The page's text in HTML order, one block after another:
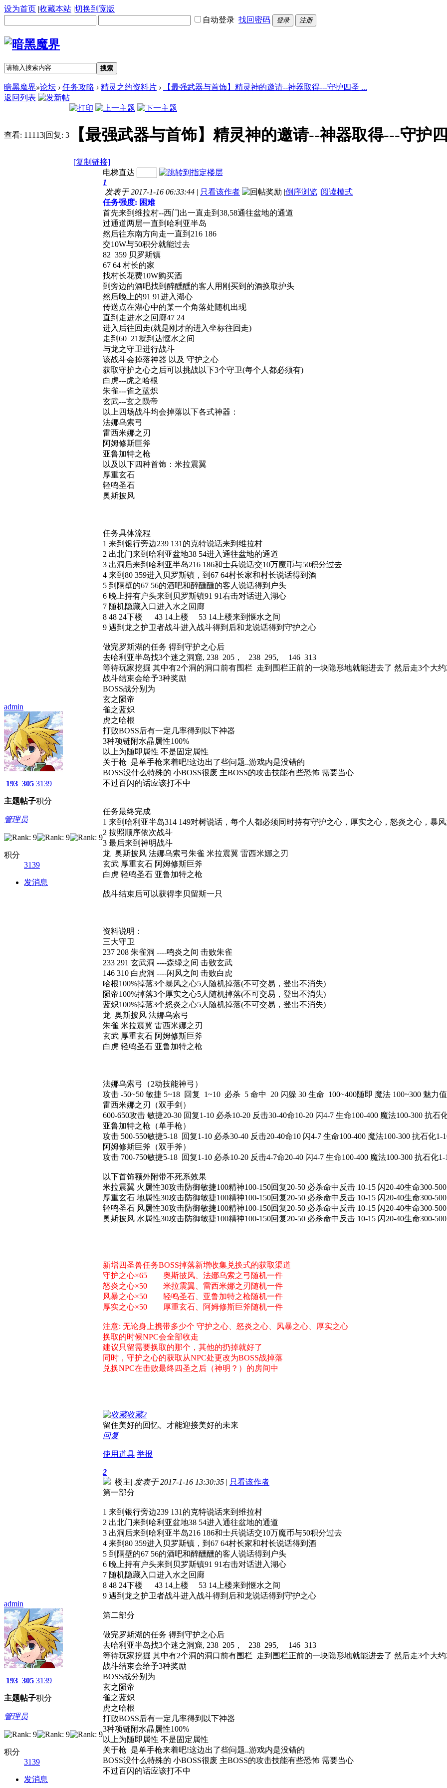
设为首页 |收藏本站 |切换到宽版
自动登录 找回密码 登录 注册
搜索
暗黑魔界»论坛 › 任务攻略 › 精灵之约资料片 ›
【最强武器与首饰】精灵神的邀请--神器取得---守护四圣 ...
返回列表
查看: 11113|回复: 3 【最强武器与首饰】精灵神的邀请--神器取得---守护
[复制链接]
admin
193
主题
305
帖子
3139
积分
管理员
积分
3139
发消息
电梯直达
1
发表于 2017-1-16 06:33:44 | 只看该作者 |倒序浏览 |阅读模式
任务强度: 困难
首先来到维拉村--西门出一直走到38,58通往盆地的通道
过通道两层一直到哈利亚半岛
然后往东南方向走一直到216 186
交10W与50积分就能过去
82 359 贝罗斯镇
67 64 村长的家
找村长花费10W购买酒
到旁边的酒吧找到醉醺醺的客人用刚买到的酒换取护头
然后晚上的91 91进入湖心
传送点在湖心中的某一个角落处随机出现
直到走进水之回廊47 24
进入后往回走(就是刚才的进入坐标往回走)
走到60 21就到达惬水之间
与龙之守卫进行战斗
该战斗会掉落神器 以及 守护之心
获取守护之心之后可以挑战以下3个守卫(每个人都必须有)
白虎---虎之哈根
朱雀---雀之蓝炽
玄武---玄之陨帝
以上四场战斗均会掉落以下各式神器：
法娜乌索弓
雷西米娜之刃
阿姆修斯巨斧
亚鲁加特之枪
以及以下四种首饰：米拉震翼
厚重玄石
轻鸣圣石
奥斯披风
任务具体流程
1 来到银行旁边239 131的克特说话来到维拉村
2 出北门来到哈利亚盆地38 54进入通往盆地的通道
3 出洞后来到哈利亚半岛216 186和士兵说话交10万魔币与50积分过去
4 来到80 359进入贝罗斯镇，到67 64村长家和村长说话得到酒
5 到隔壁的67 56的酒吧和醉醺醺的客人说话得到户头
6 晚上持有户头来到贝罗斯镇91 91右击对话进入湖心
7 随机隐藏入口进入水之回廊
8 48 24下楼 43 14上楼 53 14上楼来到惬水之间
9 遇到龙之护卫者战斗进入战斗得到后和龙说话得到守护之心
做完罗斯湖的任务 得到守护之心后
去哈利亚半岛找3个迷之洞窟, 238 205， 238 295, 146 313
等待玩家挖掘 其中有2个洞的洞口前有围栏 走到围栏正前的一块隐形地就能进去了 然后走3个大
战斗结束会给予3种奖励
BOSS战分别为
玄之陨帝
雀之蓝炽
虎之哈根
打败BOSS后有一定几率得到以下神器
3种项链附水晶属性100%
以上为随即属性 不是固定属性
关于枪 是单手枪来着吧!这边出了些问题..游戏内是没错的
BOSS没什么特殊的 小BOSS很废 主BOSS的攻击技能有些恐怖 需要当心
不过百闪的话应该打不中
任务最终完成
1 来到哈利亚半岛314 149对树说话，每个人都必须同时持有守护之心，厚实之心，怒炎之心，暴
2 按照顺序依次战斗
3 最后来到神明战斗
龙 奥斯披风 法娜乌索弓朱雀 米拉震翼 雷西米娜之刃
玄武 厚重玄石 阿姆修斯巨斧
白虎 轻鸣圣石 亚鲁加特之枪
战斗结束后可以获得李贝留斯一只
资料说明：
三大守卫
237 208 朱雀洞 ----鸣炎之间 击败朱雀
233 291 玄武洞 ----森绿之间 击败玄武
146 310 白虎洞 ----闲风之间 击败白虎
哈根100%掉落3个暴风之心5人随机掉落(不可交易，登出不消失)
陨帝100%掉落3个厚实之心5人随机掉落(不可交易，登出不消失)
蓝炽100%掉落3个怒炎之心5人随机掉落(不可交易，登出不消失)
龙 奥斯披风 法娜乌索弓
朱雀 米拉震翼 雷西米娜之刃
玄武 厚重玄石 阿姆修斯巨斧
白虎 轻鸣圣石 亚鲁加特之枪
法娜乌索弓（2动技能神弓）
攻击 -50~50 敏捷 5~18 回复 1~10 必杀 5 命中 20 闪躲 30 生命 100~400随即 魔法 100~300 魅力
雷西米娜之刃（双手剑）
600-650攻击 敏捷20-30 回复1-10 必杀10-20 反击30-40命10-20 闪4-7 生命100-400 魔法100-300 抗石
亚鲁加特之枪（单手枪）
攻击 500-550敏捷5-18 回复1-10 必杀30-40 反击20-40命10 闪4-7 生命100-400 魔法100-300 抗石化1-
阿姆修斯巨斧（双手斧）
攻击 700-750敏捷5-18 回复1-10 必杀10-20 反击4-7命20-40 闪4-7 生命100-400 魔法100-300 抗石化
以下首饰额外附带不死系效果
米拉震翼 火属性30攻击防御敏捷100精神100-150回复20-50 必杀命中反击 10-15 闪20-40生命300-
厚重玄石 地属性30攻击防御敏捷100精神100-150回复20-50 必杀命中反击 10-15 闪20-40生命300-
轻鸣圣石 风属性30攻击防御敏捷100精神100-150回复20-50 必杀命中反击 10-15 闪20-40生命300-
奥斯披风 水属性30攻击防御敏捷100精神100-150回复20-50 必杀命中反击 10-15 闪20-40生命300-
新增四圣兽任务BOSS掉落新增收集兑换式的获取渠道
守护之心×65 奥斯披风、法娜乌索之弓随机一件
怒炎之心×50 米拉震翼、雷西米娜之刃随机一件
风暴之心×50 轻鸣圣石、亚鲁加特之枪随机一件
厚实之心×50 厚重玄石、阿姆修斯巨斧随机一件
注意: 无论身上携带多少个 守护之心、怒炎之心、风暴之心、厚实之心
换取的时候NPC会全部收走
建议只留需要换取的那个，其他的扔掉就好了
同时，守护之心的获取从NPC处更改为BOSS战掉落
兑换NPC在击败最终四圣之后（神明？）的房间中
收藏2
留住美好的回忆。才能迎接美好的未来
回复
使用道具 举报
admin
193
主题
305
帖子
3139
积分
管理员
积分
3139
发消息
2
楼主| 发表于 2017-1-16 13:30:35 | 只看该作者
第一部分
1 来到银行旁边239 131的克特说话来到维拉村
2 出北门来到哈利亚盆地38 54进入通往盆地的通道
3 出洞后来到哈利亚半岛216 186和士兵说话交10万魔币与50积分过去
4 来到80 359进入贝罗斯镇，到67 64村长家和村长说话得到酒
5 到隔壁的67 56的酒吧和醉醺醺的客人说话得到户头
6 晚上持有户头来到贝罗斯镇91 91右击对话进入湖心
7 随机隐藏入口进入水之回廊
8 48 24下楼 43 14上楼 53 14上楼来到惬水之间
9 遇到龙之护卫者战斗进入战斗得到后和龙说话得到守护之心
第二部分
做完罗斯湖的任务 得到守护之心后
去哈利亚半岛找3个迷之洞窟, 238 205， 238 295, 146 313
等待玩家挖掘 其中有2个洞的洞口前有围栏 走到围栏正前的一块隐形地就能进去了 然后走3个大
战斗结束会给予3种奖励
BOSS战分别为
玄之陨帝
雀之蓝炽
虎之哈根
打败BOSS后有一定几率得到以下神器
3种项链附水晶属性100%
以上为随即属性 不是固定属性
关于枪 是单手枪来着吧!这边出了些问题..游戏内是没错的
BOSS没什么特殊的 小BOSS很废 主BOSS的攻击技能有些恐怖 需要当心
不过百闪的话应该打不中